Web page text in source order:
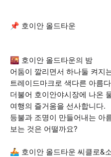
📌 호이안 올드타운
🌇 호이안 올드타운의 밤
어둠이 깔리면서 하나둘 켜지
트레이드마크로 색다른 아름
더불어 호이안야시장에 나온
여행의 즐거움을 선사합니다.
등불과 조명이 만들어내는 아
보는 것은 어떨까요?
🚣 호이안 올드타운 씨클로&